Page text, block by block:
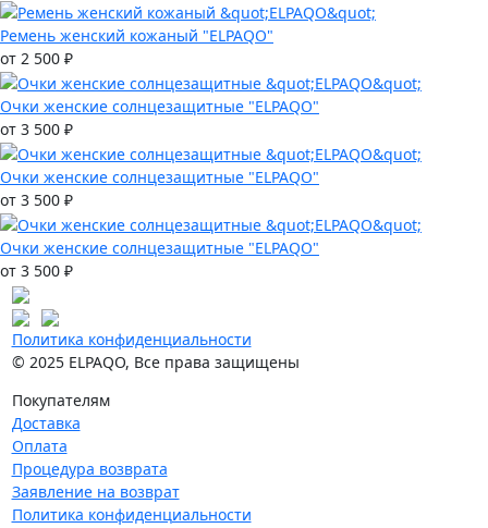
Ремень женский кожаный "ELPAQO"
от 2 500 ₽
Очки женские солнцезащитные "ELPAQO"
от 3 500 ₽
Очки женские солнцезащитные "ELPAQO"
от 3 500 ₽
Очки женские солнцезащитные "ELPAQO"
от 3 500 ₽
Политика конфиденциальности
© 2025 ELPAQO, Все права защищены
Покупателям
Доставка
Оплата
Процедура возврата
Заявление на возврат
Политика конфиденциальности